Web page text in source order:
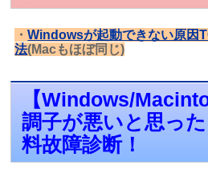
・Windowsが起動できない原因
法(Macもほぼ同じ)
【Windows/
調子が悪いと思っ
料故障診断！